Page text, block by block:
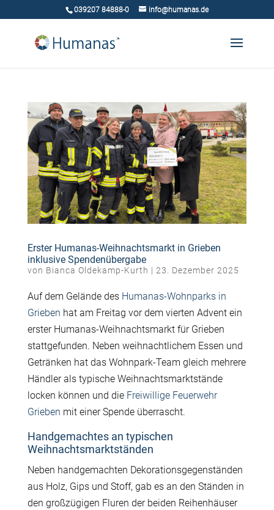
039207 84888-0 info@humanas.de
Erster Humanas-Weihnachtsmarkt in Grieben
inklusive Spendenübergabe
von Bianca Oldekamp-Kurth | 23. Dezember 2025
Auf dem Gelände des Humanas-Wohnparks in
Grieben hat am Freitag vor dem vierten Advent ein
erster Humanas-Weihnachtsmarkt für Grieben
stattgefunden. Neben weihnachtlichem Essen und
Getränken hat das Wohnpark-Team gleich mehrere
Händler als typische Weihnachtsmarktstände
locken können und die Freiwillige Feuerwehr
Grieben mit einer Spende überrascht.
Handgemachtes an typischen
Weihnachtsmarktständen
Neben handgemachten Dekorationsgegenständen
aus Holz, Gips und Stoff, gab es an den Ständen in
den großzügigen Fluren der beiden Reihenhäuser